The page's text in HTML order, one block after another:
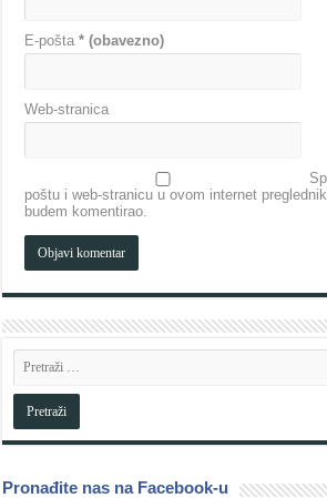
E-pošta* (obavezno)
Web-stranica
poštu i web-stranicu u ovom internet
budem komentirao.
Pronađite nas na Facebook-u